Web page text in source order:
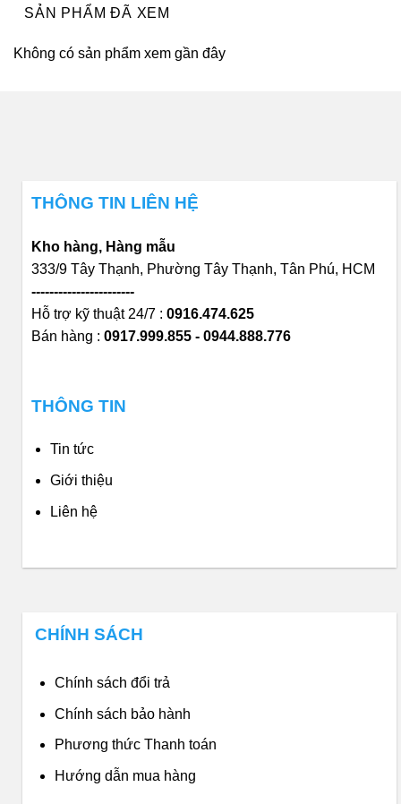
SẢN PHẨM ĐÃ XEM
Không có sản phẩm xem gần đây
THÔNG TIN LIÊN HỆ
Kho hàng, Hàng mẫu
333/9 Tây Thạnh, Phường Tây Thạnh, Tân Phú, HCM
-----------------------
Hỗ trợ kỹ thuật 24/7 : 0916.474.625
Bán hàng : 0917.999.855 - 0944.888.776
THÔNG TIN
Tin tức
Giới thiệu
Liên hệ
CHÍNH SÁCH
Chính sách đổi trả
Chính sách bảo hành
Phương thức Thanh toán
Hướng dẫn mua hàng